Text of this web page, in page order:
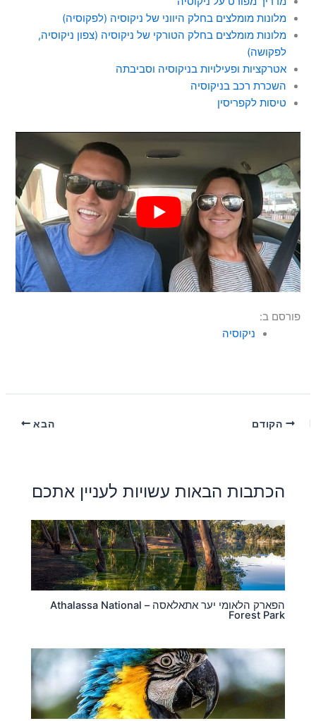
מלונות מומלצים בחלק היווני של ניקוסיה (לפקוסיה)
מלונות מומלצים בחלק הטורקי של ניקוסיה (צפון ניקוסיה,
לפקושה)
אטרקציות ופעילויות בניקוסיה וסביבתה
השכרת רכב בניקוסיה
טיסות לקפריסין
פורסם ב:
ניקוסיה
הקודם הבא
הכתבות הבאות עשויות לעניין אתכם
הפארק הלאומי יער אתאלאסה – Athalassa National
Forest Park